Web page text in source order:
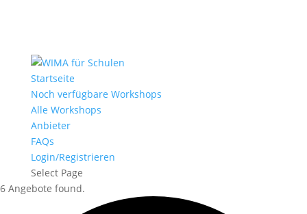
Startseite
Noch verfügbare Workshops
Alle Workshops
Anbieter
FAQs
Login/Registrieren
Select Page
6 Angebote found.